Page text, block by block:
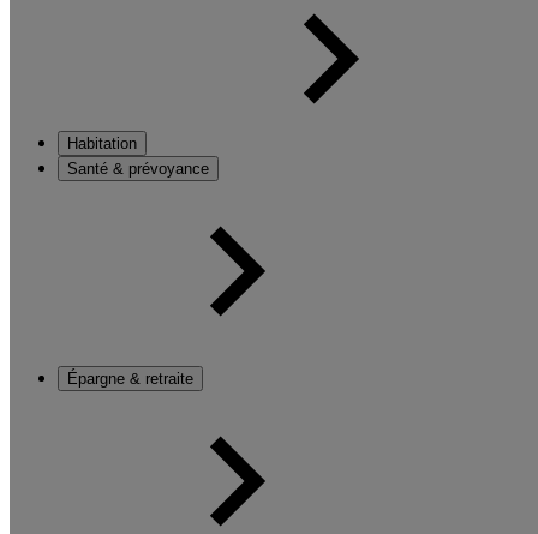
Habitation
Santé & prévoyance
Épargne & retraite